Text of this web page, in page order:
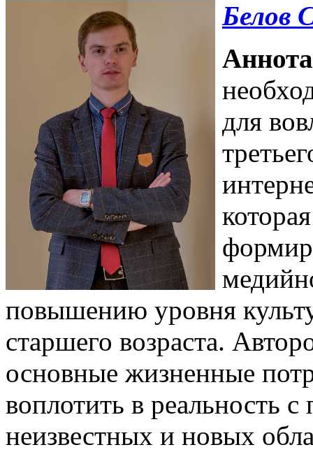
Белов
для
повышению уровня
старшего возраста.
основные жизненные
воплотить в реальность
неизвестных и новых